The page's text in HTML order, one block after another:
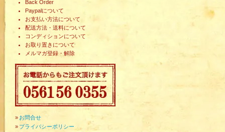
Back Order
Paypalについて
お支払い方法について
配送方法・送料について
コンディションについて
お取り置きについて
メルマガ登録・解除
» お問合せ
» プライバシーポリシー